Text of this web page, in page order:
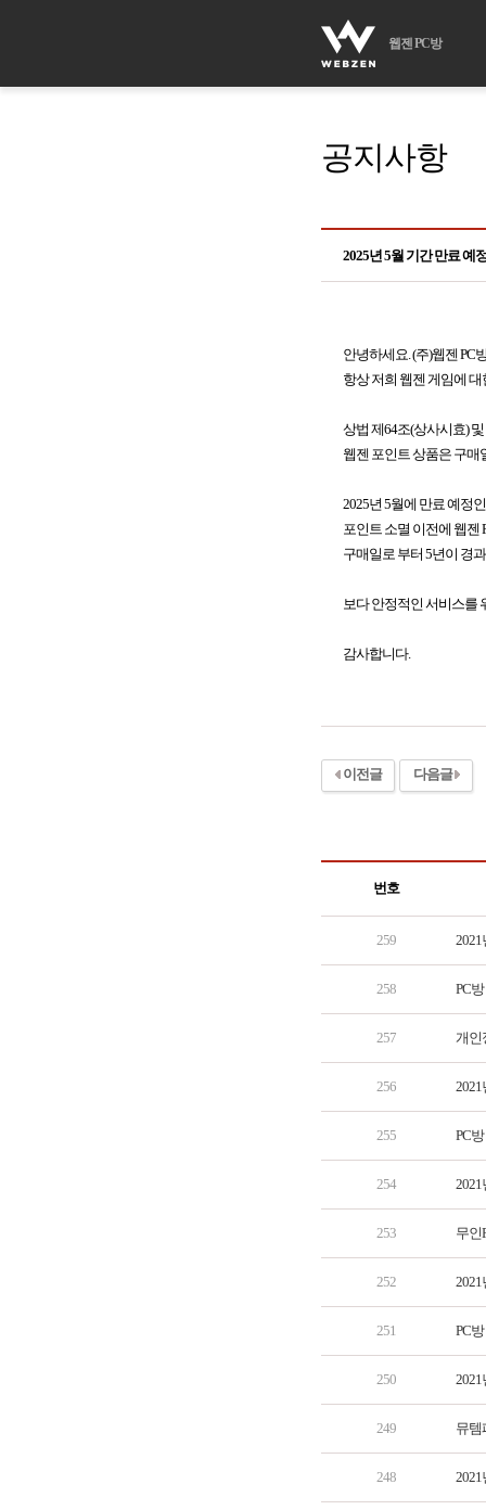
웹젠 PC방
공지사항
2025년 5월 기간 만료 예
안녕하세요. (주)웹젠 PC
항상 저희 웹젠 게임에
상법 제64조(상사시효)
웹젠 포인트 상품은 구매
2025년 5월에 만료 예정
포인트 소멸 이전에 웹젠
구매일로 부터 5년이 경
보다 안정적인 서비스를
감사합니다.
이전글 다음글
번호
259 2021
258 PC
257 개인
256 2021
255 PC
254 2021
253 무인
252 2021
251 PC
250 2021
249 뮤템
248 2021